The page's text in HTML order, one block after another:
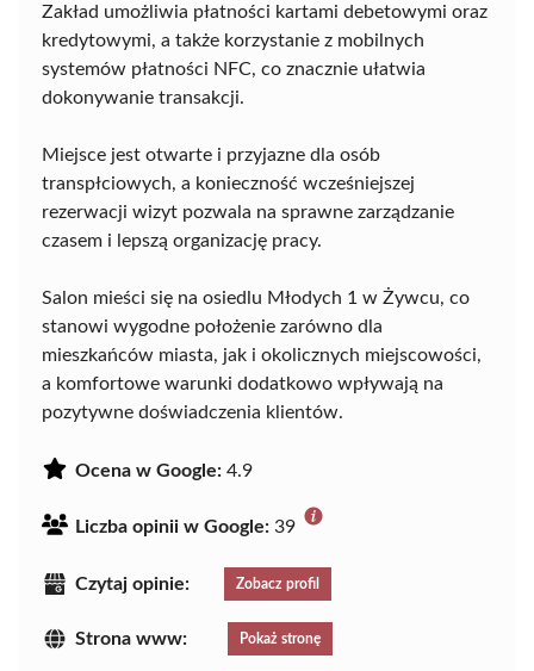
Zakład umożliwia płatności kartami debetowymi oraz
kredytowymi, a także korzystanie z mobilnych
systemów płatności NFC, co znacznie ułatwia
dokonywanie transakcji.
Miejsce jest otwarte i przyjazne dla osób
transpłciowych, a konieczność wcześniejszej
rezerwacji wizyt pozwala na sprawne zarządzanie
czasem i lepszą organizację pracy.
Salon mieści się na osiedlu Młodych 1 w Żywcu, co
stanowi wygodne położenie zarówno dla
mieszkańców miasta, jak i okolicznych miejscowości,
a komfortowe warunki dodatkowo wpływają na
pozytywne doświadczenia klientów.
Ocena w Google: 4.9
Liczba opinii w Google: 39
Czytaj opinie: Zobacz profil
Strona www: Pokaż stronę